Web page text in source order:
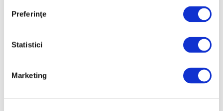
Preferinţe
Statistici
Marketing
Mai 2024
Martie 2024
Ianuarie 2024